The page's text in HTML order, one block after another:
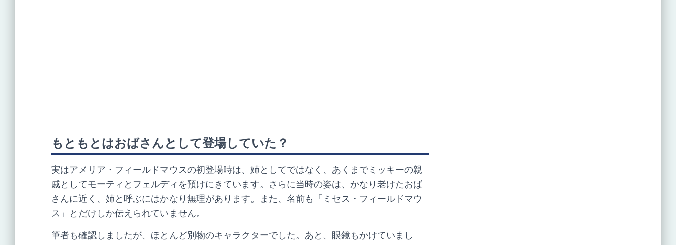
もともとはおばさんとして登場していた？
実はアメリア・フィールドマウスの初登場時は、姉としてではなく、あくまでミッキーの親
戚としてモーティとフェルディを預けにきています。さらに当時の姿は、かなり老けたおば
さんに近く、姉と呼ぶにはかなり無理があります。また、名前も「ミセス・フィールドマウ
ス」とだけしか伝えられていません。
筆者も確認しましたが、ほとんど別物のキャラクターでした。あと、眼鏡もかけていまし